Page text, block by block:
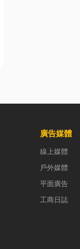
廣告媒體
線上媒體
戶外媒體
平面廣告
工商日誌